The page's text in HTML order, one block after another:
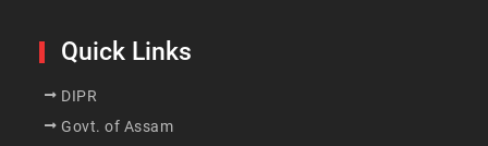
Quick Links
DIPR
Govt. of Assam